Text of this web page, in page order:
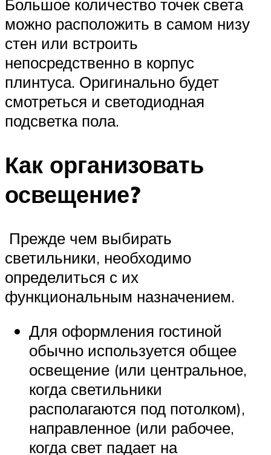
Большое количество точек света
можно расположить в самом низу
стен или встроить
непосредственно в корпус
плинтуса. Оригинально будет
смотреться и светодиодная
подсветка пола.
Как организовать
освещение?
Прежде чем выбирать
светильники, необходимо
определиться с их
функциональным назначением.
Для оформления гостиной
обычно используется общее
освещение (или центральное,
когда светильники
располагаются под потолком),
направленное (или рабочее,
когда свет падает на